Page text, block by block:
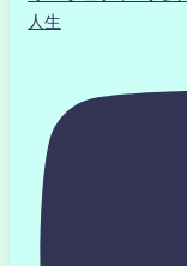
人生